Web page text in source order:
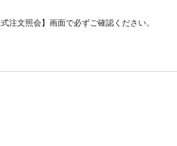
注文照会】画面で必ずご確認ください。